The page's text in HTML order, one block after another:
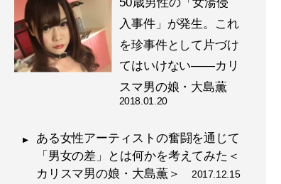
入事件」が発生。これ
を珍事件として片づけ
てはいけない――カリ
スマ男の娘・大島薫
2018.01.20
ある女性アーティストの奮闘を通じて
「男女の差」とは何かを考えてみた＜
カリスマ男の娘・大島薫＞ 2017.12.15